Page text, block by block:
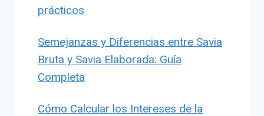
prácticos
Semejanzas y Diferencias entre Savia
Bruta y Savia Elaborada: Guía
Completa
Cómo Calcular los Intereses de la